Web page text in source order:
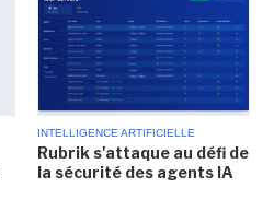
INTELLIGENCE ARTIFICIELLE
Rubrik s'attaque au défi de
la sécurité des agents IA